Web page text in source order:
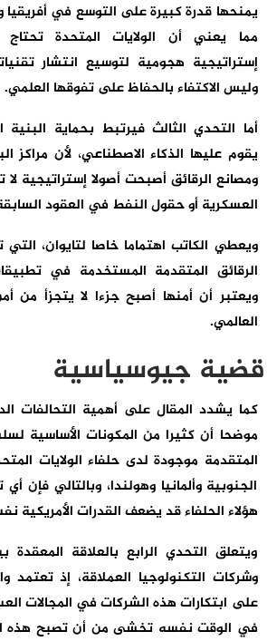
يمنحها قدرة كبيرة على التوسع في أفريقيا
مما يعني أن الولايات المتحدة
إستراتيجية هجومية لتوسيع انتشار
وليس الاكتفاء بالحفاظ على تفوقها العلمي.
أما التحدي الثالث فيرتبط بحماية البنية
يقوم عليها الذكاء الاصطناعي، لأن مراكز
ومصانع الرقائق أصبحت أصولا إستراتيجية
العسكرية أو حقول النفط في العقود
ويعطي الكاتب اهتماما خاصا لتايوان، التي
الرقائق المتقدمة المستخدمة في
ويعتبر أن أمنها أصبح جزءا لا يتجزأ من
العالمي.
قضية جيوسياسية
كما يشدد المقال على أهمية التحالفات
موضحا أن كثيرا من المكونات الأساسية
المتقدمة موجودة لدى حلفاء الولايات
الجنوبية وألمانيا وهولندا، وبالتالي فإن
هؤلاء الحلفاء قد يضعف القدرات الأمريكية
ويتعلق التحدي الرابع بالعلاقة المعقدة
وشركات التكنولوجيا العملاقة، إذ تعتمد
على ابتكارات هذه الشركات في المجالات
في الوقت نفسه تخشى من أن تصبح هذه